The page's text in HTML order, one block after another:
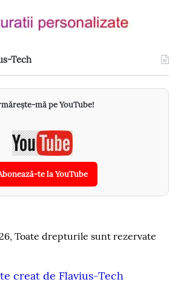
Tech
mă pe YouTube!
te la YouTube
Toate drepturile sunt rezervate
creat de Flavius-Tech